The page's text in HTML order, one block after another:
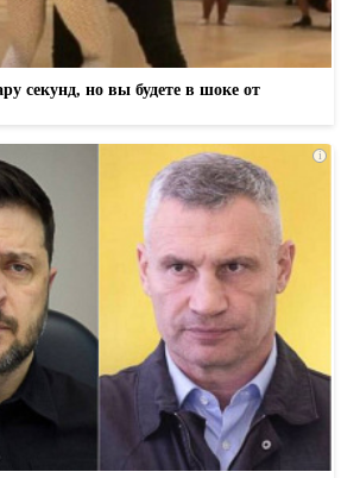
секунд, но вы будете в шоке от
i